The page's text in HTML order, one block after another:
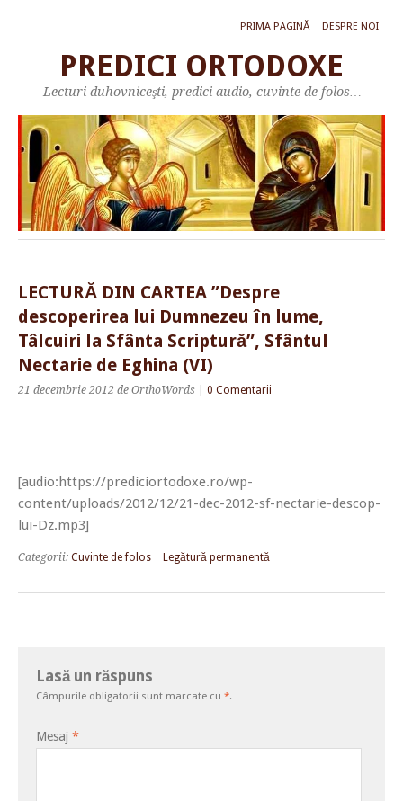
PRIMA PAGINĂ DESPRE NOI
PREDICI ORTODOXE
Lecturi duhovniceşti, predici audio, cuvinte de folos…
LECTURĂ DIN CARTEA ”Despre
descoperirea lui Dumnezeu în lume,
Tâlcuiri la Sfânta Scriptură”, Sfântul
Nectarie de Eghina (VI)
21 decembrie 2012 de OrthoWords 0 Comentarii
[audio:https://prediciortodoxe.ro/wp-
content/uploads/2012/12/21-dec-2012-sf-nectarie-descop-
lui-Dz.mp3]
Categorii: Cuvinte de folos Legătură permanentă
Lasă un răspuns
Câmpurile obligatorii sunt marcate cu *.
Mesaj *